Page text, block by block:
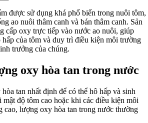
được sử dụng khá phổ biến trong nuôi tôm,
ao nuôi thâm canh và bán thâm canh. Sản
cấp oxy trực tiếp vào nước ao nuôi, giúp
hấp của tôm và duy trì điều kiện môi trường
trưởng của chúng.
oxy hòa tan trong nước
tan nhất định để có thể hô hấp và sinh
độ tôm cao hoặc khi các điều kiện môi
cao, lượng oxy hòa tan trong nước thường